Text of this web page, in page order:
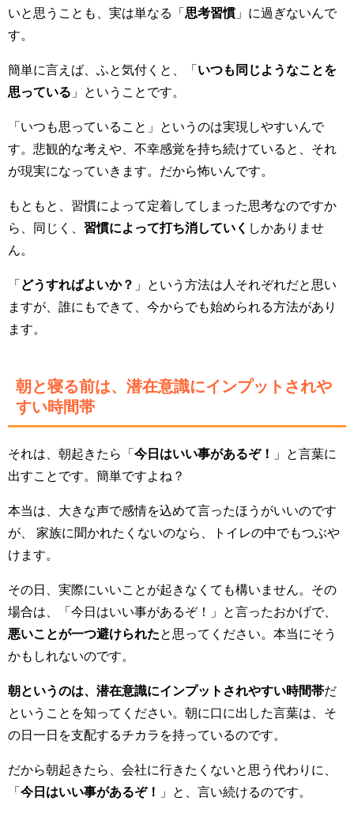
いと思うことも、実は単なる「 思考習慣」に過ぎないんで
す。
簡単に言えば、ふと気付くと、「 いつも同じようなことを
思っている 」ということです。
「いつも思っていること」というのは実現しやすいんで
す。悲観的な考えや、不幸感覚を持ち続けていると、それ
が現実になっていきます。だから怖いんです。
もともと、習慣によって定着してしまった思考なのですか
ら、同じく、 習慣によって打ち消していく しかありませ
ん。
「 どうすればよいか？ 」という方法は人それぞれだと思い
ますが、誰にもできて、今からでも始められる方法があり
ます。
朝と寝る前は、潜在意識にインプットされや
すい時間帯
それは、朝起きたら「 今日はいい事があるぞ！
」と言葉に
出すことです。簡単ですよね？
本当は、大きな声で感情を込めて言ったほうがいいのです
が、 家族に聞かれたくないのなら、トイレの中でもつぶや
けます。
その日、実際にいいことが起きなくても構いません。その
場合は、「今日はいい事があるぞ！」と言ったおかげで、
悪いことが一つ避けられたと思ってください。本当にそう
かもしれないのです。
朝というのは、潜在意識にインプットされやすい時間帯だ
ということを知ってください。朝に口に出した言葉は、そ
の日一日を支配するチカラを持っているのです。
だから朝起きたら、会社に行きたくないと思う代わりに、
「 今日はいい事があるぞ！ 」と、言い続けるのです。